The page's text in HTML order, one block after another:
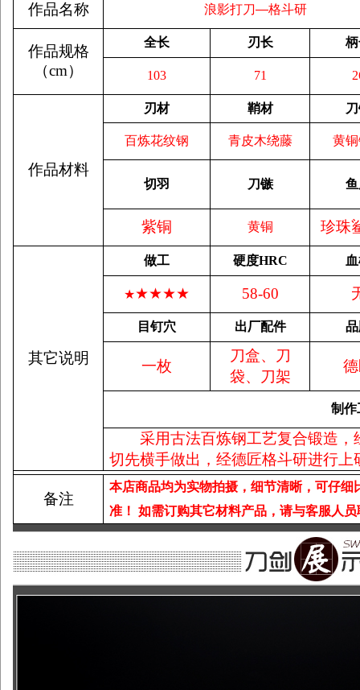
作品名称 浪影打刀—格斗研
作品规格
（cm）
全长 刃长
103 71
作品材料
刃材 鞘材
百炼花纹钢 青皮木绕藤 黄
切羽 刀镞
紫铜 黄铜 珍珠
其它说明
做工 硬度HRC
★★★★★ 58-60
目钉穴 出厂配件
一枚
刀盒、刀
袋、刀架
制作
采用古法百炼钢工艺复合锻造
切先横手做出，经德匠格斗研进行上
备注
本店商品均为实物拍摄，细节清晰，可仔
准！ 如需订购其它材料产品，请与客服人员